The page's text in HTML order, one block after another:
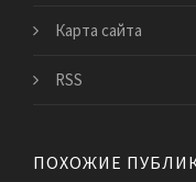
Карта сайта
RSS
ПОХОЖИЕ